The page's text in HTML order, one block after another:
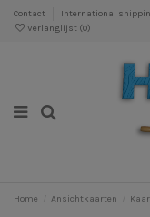
Contact International
Verlanglijst (0)
Home Ansichtkaarten